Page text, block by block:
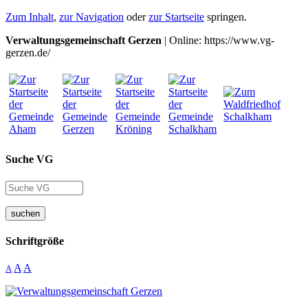
Zum Inhalt, zur Navigation oderzur Startseite springen.
Verwaltungsgemeinschaft Gerzen | Online: https://www.vg-
gerzen.de/
Suche VG
suchen
Schriftgröße
A A A